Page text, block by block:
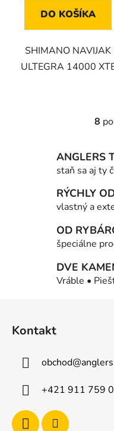
DO KOŠÍKA
SHIMANO NAVIJAK
ULTEGRA 14000
8
ANGLERS
staň sa aj ty
RÝCHLY
vlastný a
OD
špeciálne
DVE
Vráble •
Kontakt
obchod@
+421 911 759